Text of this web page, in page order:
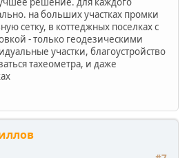
на больших участках промки
сетку, в коттеджных поселках с
- только геодезическими
участки, благоустройство
тахеометра, и даже